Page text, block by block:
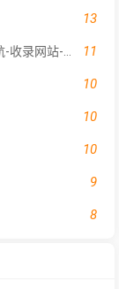
13
11
10
10
10
9
8